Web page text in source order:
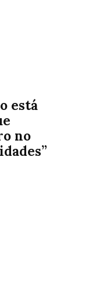
está
no